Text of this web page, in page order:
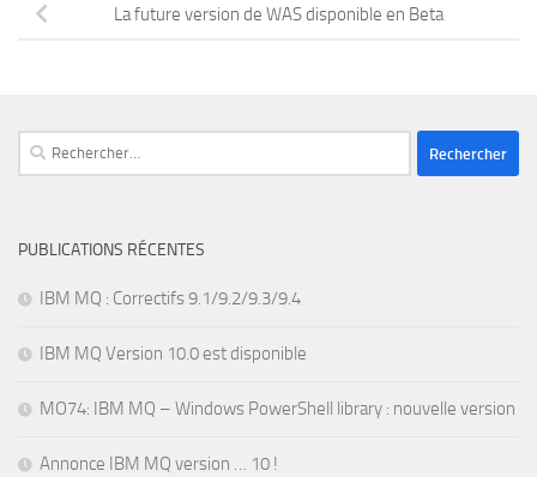
La future version de WAS disponible en Beta
Rechercher :
PUBLICATIONS RÉCENTES
IBM MQ : Correctifs 9.1/9.2/9.3/9.4
IBM MQ Version 10.0 est disponible
MO74: IBM MQ – Windows PowerShell library : nouvelle version
Annonce IBM MQ version … 10 !